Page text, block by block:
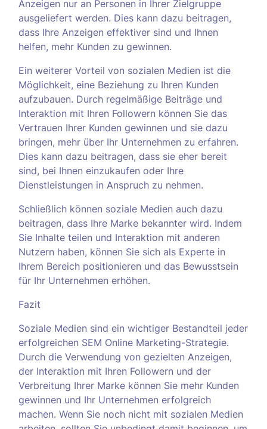
Anzeigen nur an Personen in Ihrer Zielgruppe
ausgeliefert werden. Dies kann dazu beitragen,
dass Ihre Anzeigen effektiver sind und Ihnen
helfen, mehr Kunden zu gewinnen.
Ein weiterer Vorteil von sozialen Medien ist die
Möglichkeit, eine Beziehung zu Ihren Kunden
aufzubauen. Durch regelmäßige Beiträge und
Interaktion mit Ihren Followern können Sie das
Vertrauen Ihrer Kunden gewinnen und sie dazu
bringen, mehr über Ihr Unternehmen zu erfahren.
Dies kann dazu beitragen, dass sie eher bereit
sind, bei Ihnen einzukaufen oder Ihre
Dienstleistungen in Anspruch zu nehmen.
Schließlich können soziale Medien auch dazu
beitragen, dass Ihre Marke bekannter wird. Indem
Sie Inhalte teilen und Interaktion mit anderen
Nutzern haben, können Sie sich als Experte in
Ihrem Bereich positionieren und das Bewusstsein
für Ihr Unternehmen erhöhen.
Fazit
Soziale Medien sind ein wichtiger Bestandteil jeder
erfolgreichen SEM Online Marketing-Strategie.
Durch die Verwendung von gezielten Anzeigen,
der Interaktion mit Ihren Followern und der
Verbreitung Ihrer Marke können Sie mehr Kunden
gewinnen und Ihr Unternehmen erfolgreich
machen. Wenn Sie noch nicht mit sozialen Medien